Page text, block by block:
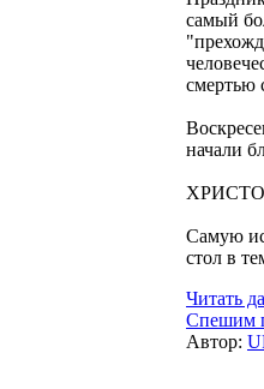
самый
смертью
начали
Самую
стол в
Читать
Спешим
Автор: